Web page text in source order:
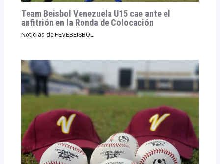
Team Beisbol Venezuela U15 cae ante el
anfitrión en la Ronda de Colocación
Noticias de FEVEBEISBOL